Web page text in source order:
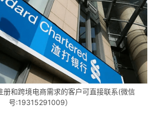
册和跨境电商需求的客户可直接联系(微信
号:19315291009）